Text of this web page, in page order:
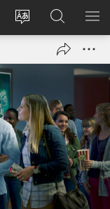
Taal
wijzigen
Inloggen
(opent
Zoeken
op
JW.ORG